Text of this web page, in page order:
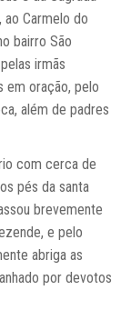
ao Carmelo do
bairro São
irmãs
em oração, pelo
além de padres
com cerca de
pés da santa
brevemente
e pelo
abriga as
por devotos